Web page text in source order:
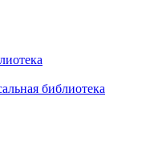
библиотека